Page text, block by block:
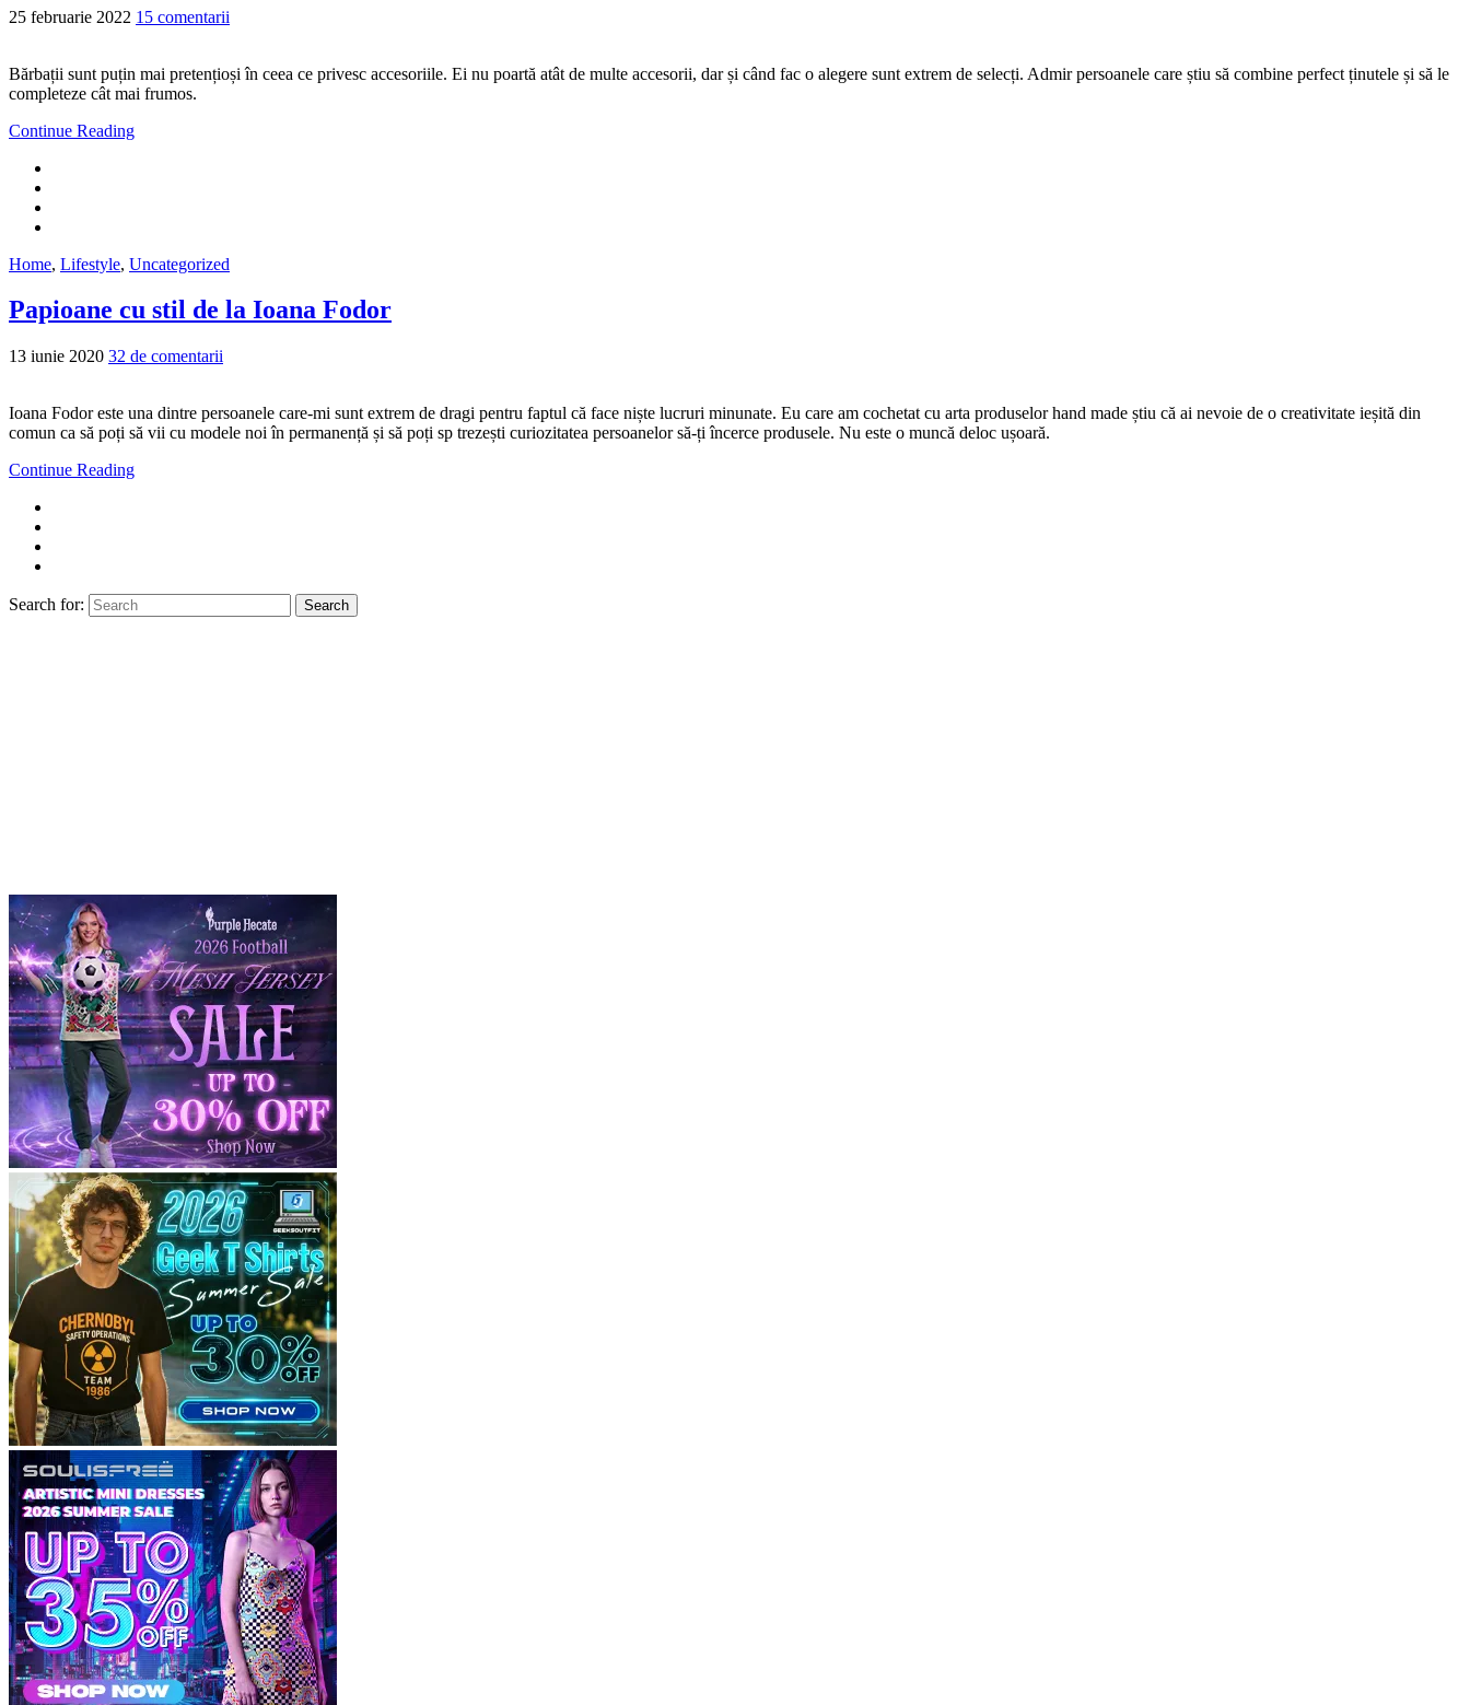
25 februarie 2022 15 comentarii
Bărbații sunt puțin mai pretențioși în ceea ce privesc accesoriile. Ei nu poartă atât de multe accesorii, dar și când fac o alegere sunt extrem de selecți. Admir persoanele care știu să combine perfect ținutele și să le
completeze cât mai frumos.
Continue Reading
Home, Lifestyle, Uncategorized
Papioane cu stil de la Ioana Fodor
13 iunie 2020 32 de comentarii
Ioana Fodor este una dintre persoanele care-mi sunt extrem de dragi pentru faptul că face niște lucruri minunate. Eu care am cochetat cu arta produselor hand made știu că ai nevoie de o creativitate ieșită din
comun ca să poți să vii cu modele noi în permanență și să poți sp trezești curiozitatea persoanelor să-ți încerce produsele. Nu este o muncă deloc ușoară.
Continue Reading
Search for: Search